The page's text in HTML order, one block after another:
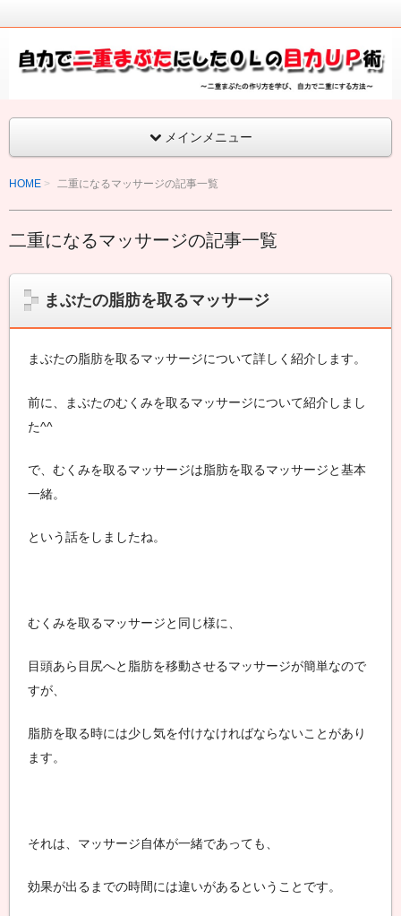
二重
た
の作
を学
び、
自力
す
る方
法
重
ま
の
り
や
、
重
形
成
に
必
な
と
を
ま
め
て
い
す
。
二
重
ぶ
た
を
に
入
う
。
メインメニュー
HOME 二重になるマッサージの記事一覧
二重になるマッサージの記事一覧
まぶたの脂肪を取るマッサージ
まぶたの脂肪を取るマッサージについて詳しく紹介します。
前に、まぶたのむくみを取るマッサージについて紹介しまし
た^^
で、むくみを取るマッサージは脂肪を取るマッサージと基本
一緒。
という話をしましたね。
むくみを取るマッサージと同じ様に、
目頭あら目尻へと脂肪を移動させるマッサージが簡単なので
すが、
脂肪を取る時には少し気を付けなければならないことがあり
ます。
それは、マッサージ自体が一緒であっても、
効果が出るまでの時間には違いがあるということです。